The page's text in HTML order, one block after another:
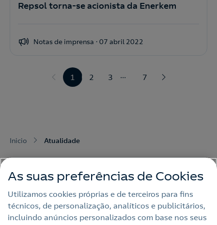
Repsol torna-se acionista da Enerkem
Notas de imprensa 07 abril 2022
1 2 3 ... 7
Inicio Atualidade
Nota Legal
As suas preferências de Cookies
Utilizamos cookies próprias e de terceiros para fins
técnicos, de personalização, analíticos e publicitários,
incluindo anúncios personalizados com base nos seus